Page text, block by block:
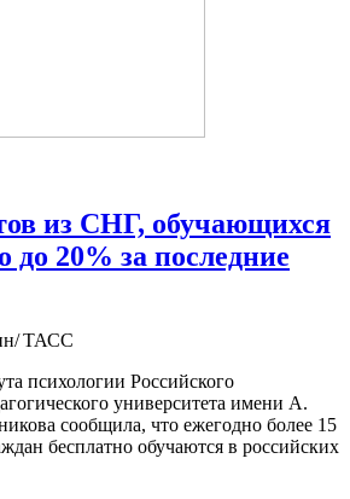
из СНГ, обучающихся
20% за последние
ТАСС
психологии Российского
университета имени А.
сообщила, что ежегодно более 15
бесплатно обучаются в российских